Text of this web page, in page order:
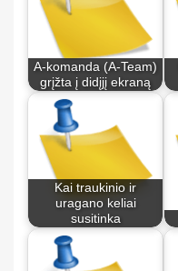
A-komanda (A-Team)
grįžta į didįjį ekraną
Kai traukinio ir
uragano keliai
susitinka